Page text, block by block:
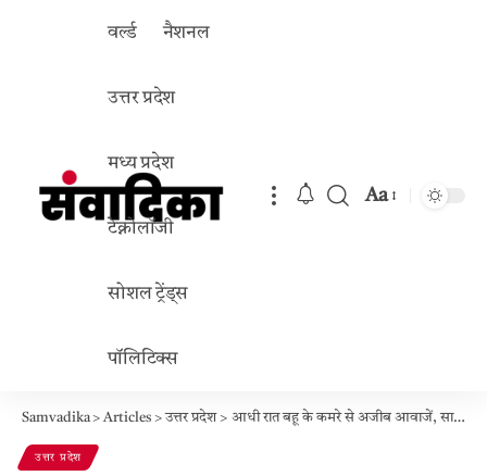
वर्ल्ड नैशनल
उत्तर प्रदेश
मध्य प्रदेश
टेक्नोलॉजी
सोशल ट्रेंड्स
पॉलिटिक्स
Aa
Samvadika>Articles >उत्तर प्रदेश> आधी रात बहू के कमरे से अजीब आवाजें, सास ने मचाया शोर, बेड के नीचे से निकला प्रेमी; पति ने दुबई से ही दे दिया तलाक
उत्तर प्रदेश